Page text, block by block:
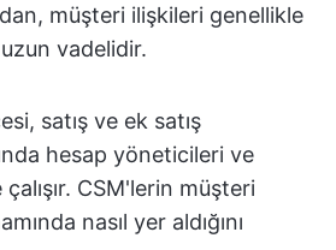
müşteri ilişkileri genellikle
vadelidir.
satış ve ek satış
hesap yöneticileri ve
CSM'lerin müşteri
nasıl yer aldığını